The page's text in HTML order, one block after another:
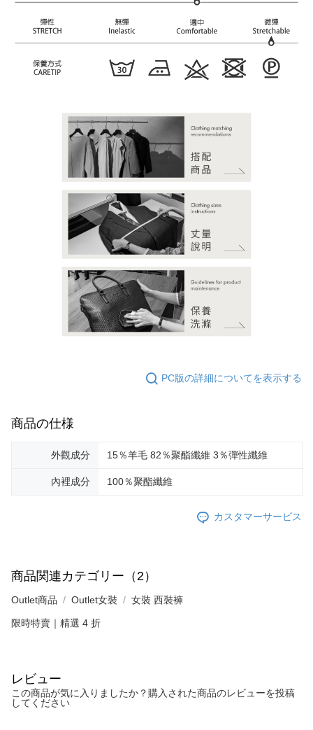
PC版の詳細についてを表示する
商品の仕様
外觀成分 15％羊毛 82％聚酯纖維 3％彈性纖維
內裡成分 100％聚酯纖維
カスタマーサービス
商品関連カテゴリー（2）
Outlet商品 Outlet女裝 女裝 西裝褲
限時特賣｜精選 4 折
レビュー
この商品が気に入りましたか？購入された商品のレビューを投稿
してください